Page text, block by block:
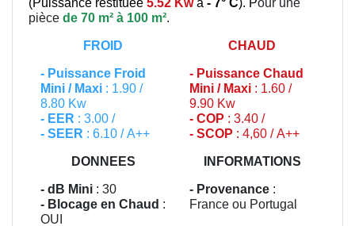
pièce de 70 m² à 100 m².
FROID
- Puissance Froid
Mini / Maxi : 1.90 /
8.80 Kw
- EER : 3.00 /
- SEER : 6.10 / A++
CHAUD
- Puissance Chaud
Mini / Maxi : 1.60 /
9.90 Kw
- COP : 3.40 /
- SCOP : 4,60 / A++
DONNEES
- dB Mini : 30
- Blocage en Chaud :
OUI
INFORMATIONS
- Provenance :
France ou Portugal